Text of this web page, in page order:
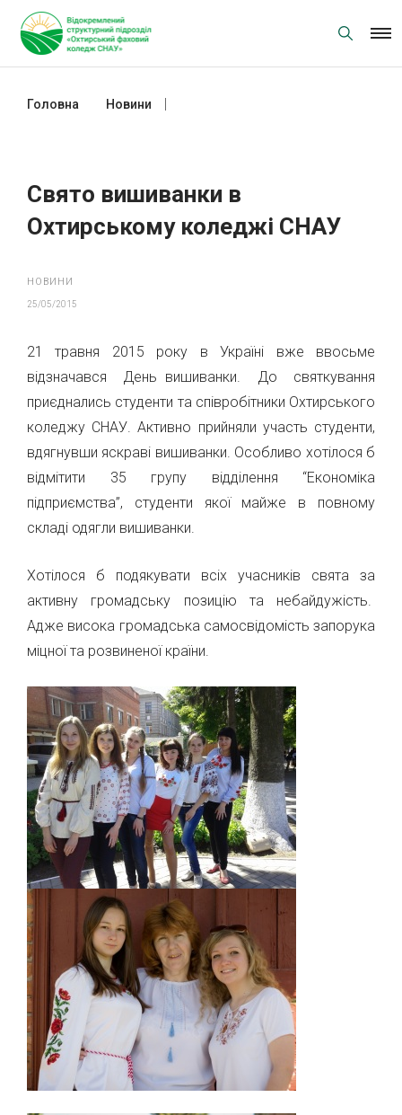
content
Головна Новини
Свято вишиванки в
Охтирському коледжі СНАУ
НОВИНИ
25/05/2015
21 травня 2015 року в Україні вже ввосьме
відзначався День вишиванки. До святкування
приєднались студенти та співробітники Охтирського
коледжу СНАУ. Активно прийняли участь студенти,
вдягнувши яскраві вишиванки. Особливо хотілося б
відмітити 35 групу відділення “Економіка
підприємства”, студенти якої майже в повному
складі одягли вишиванки.
Хотілося б подякувати всіх учасників свята за
активну громадську позицію та небайдужість.
Адже висока громадська самосвідомість запорука
міцної та розвиненої країни.